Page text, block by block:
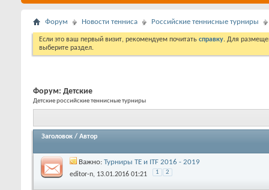
Форум Новости тенниса Российские теннисные турниры
Если это ваш первый визит, рекомендуем почитать справку. Для
выберите раздел.
Форум: Детские
Детские российские теннисные турниры
Заголовок / Автор
Важно: Турниры ТЕ и ITF 2016 - 2019
editor-n, 13.01.2016 01:21 1 2